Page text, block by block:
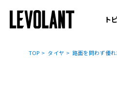
ト
ニュ
TOP タイヤ 路面を問わず優